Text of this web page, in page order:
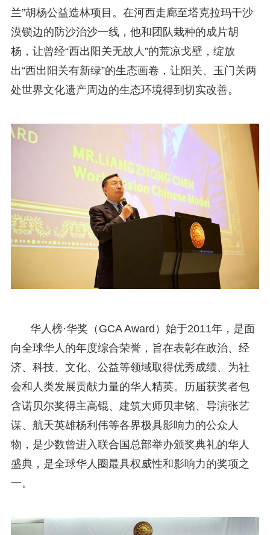
兰”胡杨公益造林项目。在河西走廊至塔克拉玛干沙
漠锁边的防沙治沙一线，他和团队栽种的成片胡
杨，让曾经“西出阳关无故人”的荒凉戈壁，绽放
出“西出阳关有新绿”的生态画卷，让阳关、玉门关两
处世界文化遗产周边的生态环境得到切实改善。
华人榜·华奖（GCA Award）始于2011年，是面
向全球华人的年度综合荣誉，旨在表彰在政治、经
济、科技、文化、公益等领域取得优秀成绩、为社
会和人类发展贡献力量的华人精英。历届获奖者包
含诺贝尔奖得主高锟、建筑大师贝聿铭、导演张艺
谋、航天英雄杨利伟等各界极具影响力的公众人
物，是少数曾进入联合国总部举办颁奖典礼的华人
盛典，是全球华人圈最具权威性和影响力的奖项之
一。